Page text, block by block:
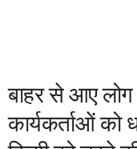
बाहर से आए
कार्यकर्ताओं